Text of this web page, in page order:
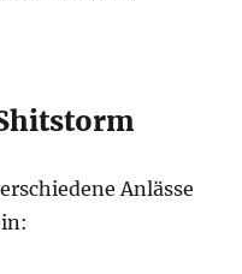
Anlässe